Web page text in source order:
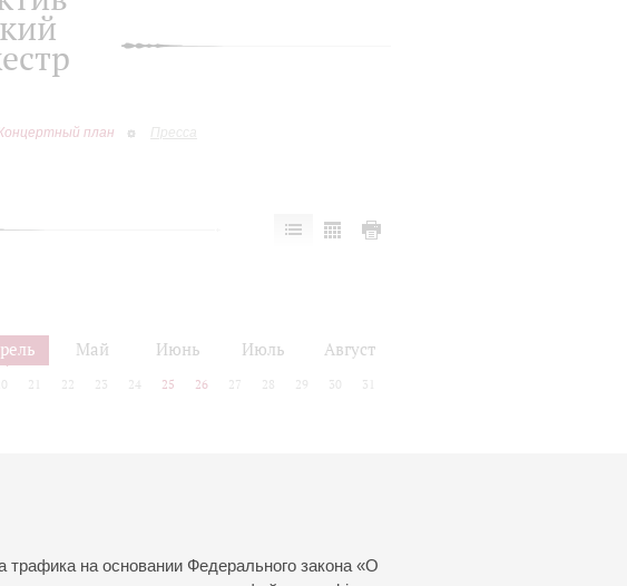
на основании Федерального закона «О
план Пресса
Май Июнь Июль Август
21 22 23 24 25 26 27 28 29 30 31